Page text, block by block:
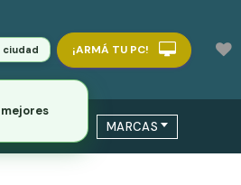
ciudad ¡ARMÁ TU PC!
MARCAS